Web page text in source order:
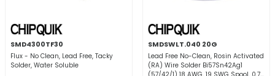
SMD4300TF30
Flux - No Clean, Lead Free, Tacky
Solder, Water Soluble
SMDSWLT.040 20G
Lead Free No-Clean, Rosin Activated
(RA) Wire Solder Bi57Sn42Ag1